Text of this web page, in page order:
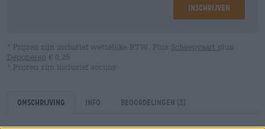
Inschrijven
* Prijzen zijn inclusief wettelijke BTW. Plus Scheepvaart plus
Deponeren € 0,25
* Prijzen zijn inclusief accijns
Omschrijving Info Beoordelingen (3)